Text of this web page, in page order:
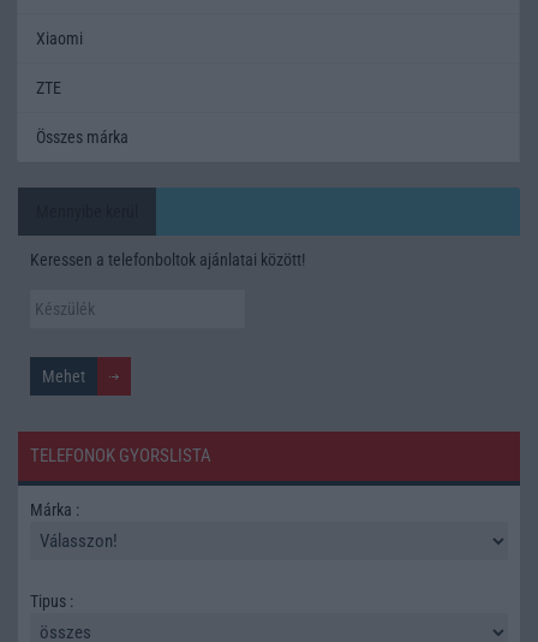
Xiaomi
ZTE
Összes márka
Keressen a telefonboltok ajánlatai között!
TELEFONOK GYORSLISTA
Márka :
Tipus :